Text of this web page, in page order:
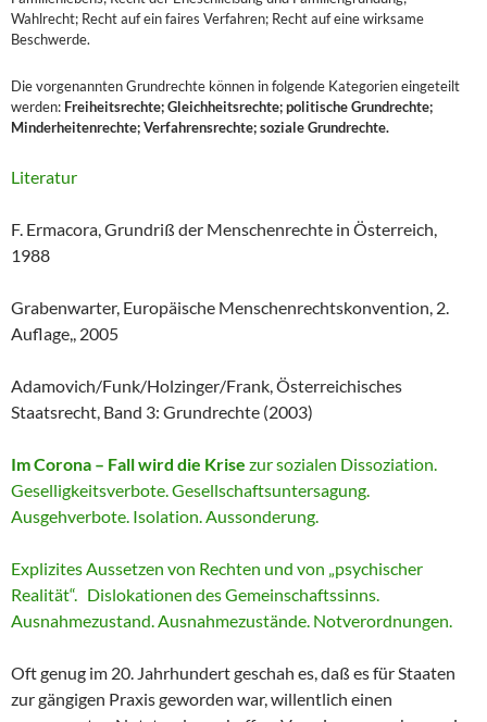
Wahlrecht; Recht auf ein faires Verfahren; Recht auf eine wirksame
Beschwerde.
Die vorgenannten Grundrechte können in folgende Kategorien eingeteilt
werden: Freiheitsrechte; Gleichheitsrechte; politische Grundrechte;
Minderheitenrechte; Verfahrensrechte; soziale Grundrechte.
Literatur
F. Ermacora, Grundriß der Menschenrechte in Österreich,
1988
Grabenwarter, Europäische Menschenrechtskonvention, 2.
Auflage,, 2005
Adamovich/Funk/Holzinger/Frank, Österreichisches
Staatsrecht, Band 3: Grundrechte (2003)
Im Corona – Fall wird die Krise zur sozialen Dissoziation.
Geselligkeitsverbote. Gesellschaftsuntersagung.
Ausgehverbote. Isolation. Aussonderung.
Explizites Aussetzen von Rechten und von „psychischer
Realität“. Dislokationen des Gemeinschaftssinns.
Ausnahmezustand. Ausnahmezustände. Notverordnungen.
Oft genug im 20. Jahrhundert geschah es, daß es für Staaten
zur gängigen Praxis geworden war, willentlich einen